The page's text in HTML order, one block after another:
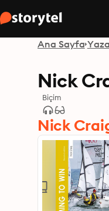
Ana Sayfa
Nick
Biçim
Nick